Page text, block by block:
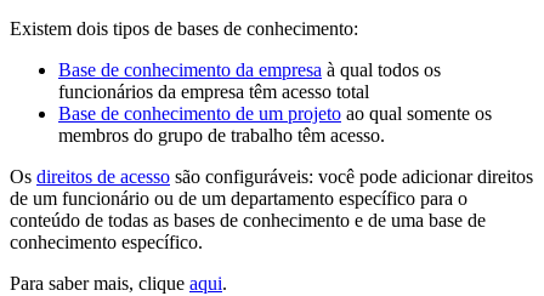
Existem dois tipos de bases de conhecimento:
Base de conhecimento da empresa à qual todos os
funcionários da empresa têm acesso total
Base de conhecimento de um projeto ao qual somente os
membros do grupo de trabalho têm acesso.
Os direitos de acesso são configuráveis: você pode adicionar direitos
de um funcionário ou de um departamento específico para o
conteúdo de todas as bases de conhecimento e de uma base de
conhecimento específico.
Para saber mais, clique aqui.